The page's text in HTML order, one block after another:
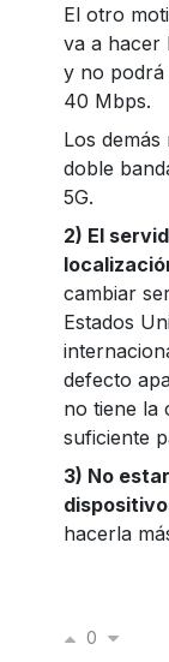
El otro
va a hacer
y no podrá
40 Mbps.
Los
doble
5G.
2) El
cambiar
Estados
defecto
no tiene la
suficiente
3) No
hacerla
0